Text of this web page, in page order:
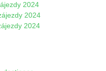
2024
2024
2024